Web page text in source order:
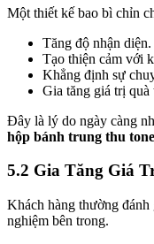
Một thiết kế bao bì chỉn
Tăng độ nhận diện.
Tạo thiện cảm với
Khẳng định sự
Gia tăng giá trị quà
Đây là lý do ngày càng
hộp bánh trung thu
5.2 Gia Tăng Giá
Khách hàng thường
nghiệm bên trong.